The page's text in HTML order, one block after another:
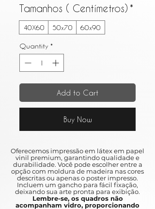
Tamanhos ( Centímetros) *
40X60 50x70 60x90
Quantity *
Add to Cart
Buy Now
Oferecemos impressão em látex em papel
vinil premium, garantindo qualidade e
durabilidade. Você pode escolher entre a
opção com moldura de madeira nas cores
descritas ou apenas o poster impresso.
Incluem um gancho para fácil fixação,
deixando sua arte pronta para exibição.
Lembre-se, os quadros não
acompanham vidro, proporcionando